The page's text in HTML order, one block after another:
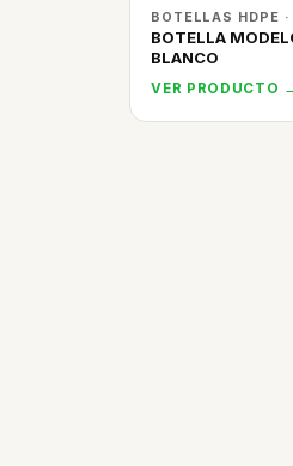
BOTELLAS HDPE
BOTELLA
BLANCO
VER PRODUCTO